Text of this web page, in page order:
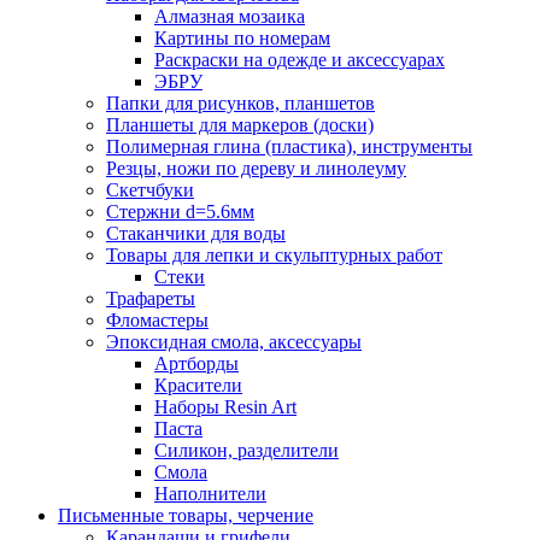
Алмазная мозаика
Картины по номерам
Раскраски на одежде и аксессуарах
ЭБРУ
Папки для рисунков, планшетов
Планшеты для маркеров (доски)
Полимерная глина (пластика), инструменты
Резцы, ножи по дереву и линолеуму
Скетчбуки
Стержни d=5.6мм
Стаканчики для воды
Товары для лепки и скульптурных работ
Стеки
Трафареты
Фломастеры
Эпоксидная смола, аксессуары
Артборды
Красители
Наборы Resin Art
Паста
Силикон, разделители
Смола
Наполнители
Письменные товары, черчение